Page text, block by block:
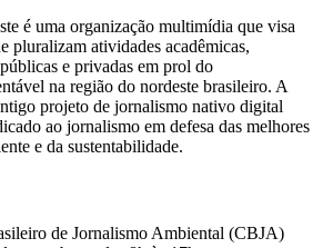
é uma organização multimídia que visa
pluralizam atividades acadêmicas,
e privadas em prol do
na região do nordeste brasileiro. A
projeto de jornalismo nativo digital
ao jornalismo em defesa das melhores
e da sustentabilidade.
de Jornalismo Ambiental (CBJA)